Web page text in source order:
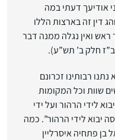
דעתי במה
דין זה בארצות הללו
ואין נגלה ממנה דבר
חלק ב’ תש”ע).
רבותינו זכרונם
שוות וכל המקומות
לידי הרהור ועל ידי
יבוא לידי הרהור”. כמה
בן פתחיה איסרליין